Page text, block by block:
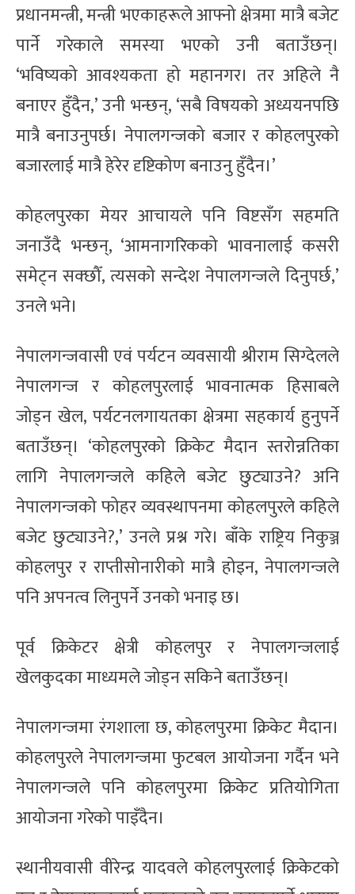
प्रधानमन्त्री, मन्त्री भएकाहरूले आफ्नो क्षेत्रमा मात्रै बजेट
पार्ने गरेकाले समस्या भएको उनी बताउँछन्।
‘भविष्यको आवश्यकता हो महानगर। तर अहिले नै
बनाएर हुँदैन,’ उनी भन्छन्, ‘सबै विषयको अध्ययनपछि
मात्रै बनाउनुपर्छ। नेपालगन्जको बजार र कोहलपुरको
बजारलाई मात्रै हेरेर दृष्टिकोण बनाउनु हुँदैन।’
कोहलपुरका मेयर आचायले पनि विष्टसँग सहमति
जनाउँदै भन्छन्, ‘आमनागरिकको भावनालाई कसरी
समेट्न सक्छौँ, त्यसको सन्देश नेपालगन्जले दिनुपर्छ,’
उनले भने।
नेपालगन्जवासी एवं पर्यटन व्यवसायी श्रीराम सिग्देलले
नेपालगन्ज र कोहलपुरलाई भावनात्मक हिसाबले
जोड्न खेल, पर्यटनलगायतका क्षेत्रमा सहकार्य हुनुपर्ने
बताउँछन्। ‘कोहलपुरको क्रिकेट मैदान स्तरोन्नतिका
लागि नेपालगन्जले कहिले बजेट छुट्याउने? अनि
नेपालगन्जको फोहर व्यवस्थापनमा कोहलपुरले कहिले
बजेट छुट्याउने?,’ उनले प्रश्न गरे। बाँके राष्ट्रिय निकुञ्ज
कोहलपुर र राप्तीसोनारीको मात्रै होइन, नेपालगन्जले
पनि अपनत्व लिनुपर्ने उनको भनाइ छ।
पूर्व क्रिकेटर क्षेत्री कोहलपुर र नेपालगन्जलाई
खेलकुदका माध्यमले जोड्न सकिने बताउँछन्।
नेपालगन्जमा रंगशाला छ, कोहलपुरमा क्रिकेट मैदान।
कोहलपुरले नेपालगन्जमा फुटबल आयोजना गर्दैन भने
नेपालगन्जले पनि कोहलपुरमा क्रिकेट प्रतियोगिता
आयोजना गरेको पाइँदैन।
स्थानीयवासी वीरेन्द्र यादवले कोहलपुरलाई क्रिकेटको